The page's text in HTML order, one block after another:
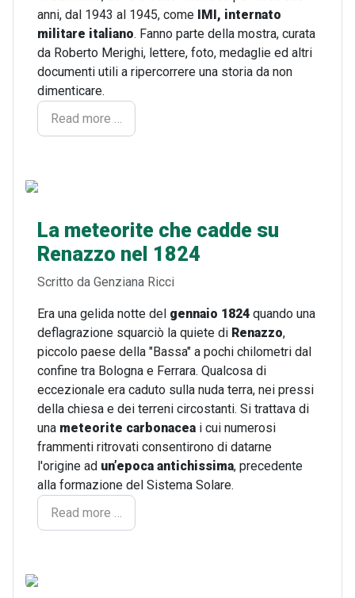
anni, dal 1943 al 1945, come IMI, internato
militare italiano. Fanno parte della mostra, curata
da Roberto Merighi, lettere, foto, medaglie ed altri
documenti utili a ripercorrere una storia da non
dimenticare.
Read more …
La meteorite che cadde su
Renazzo nel 1824
Dettagli
Scritto da Genziana Ricci
Era una gelida notte del gennaio 1824 quando una
deflagrazione squarciò la quiete di Renazzo,
piccolo paese della "Bassa" a pochi chilometri dal
confine tra Bologna e Ferrara. Qualcosa di
eccezionale era caduto sulla nuda terra, nei pressi
della chiesa e dei terreni circostanti. Si trattava di
una meteorite carbonacea i cui numerosi
frammenti ritrovati consentirono di datarne
l'origine ad un’epoca antichissima, precedente
alla formazione del Sistema Solare.
Read more …